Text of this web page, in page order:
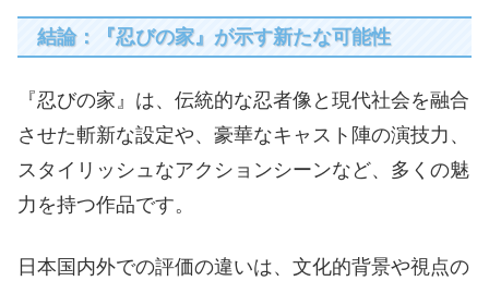
結論：『忍びの家』が示す新たな可能性
『忍びの家』は、伝統的な忍者像と現代社会を融合
させた斬新な設定や、豪華なキャスト陣の演技力、
スタイリッシュなアクションシーンなど、多くの魅
力を持つ作品です。
日本国内外での評価の違いは、文化的背景や視点の